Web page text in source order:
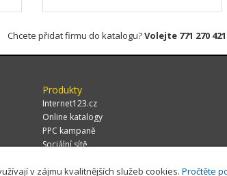
Chcete přidat firmu do katalogu?Volejte 771 270 421
Produkty
Internet123.cz
Online katalogy
PPC kampaně
Sociální sítě
v zájmu kvalitnějších služeb cookies. Pročtěte